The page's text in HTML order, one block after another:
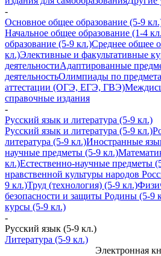
-
Основное общее образование (5-9
Начальное общее образование (1-4
образование (5-9 кл.)Среднее общее
кл.)Элективные и факультативные
деятельностиАдаптированные
деятельностьОлимпиады по
аттестации (ОГЭ, ЕГЭ, ГВЭ)
справочные издания
-
Русский язык и литература (5-9 кл.)
Русский язык и литература (5-9 кл.)
литература (5-9 кл.)Иностранные
научные предметы (5-9 кл.)
кл.)Естественно-научные предметы
нравственной культуры народов
9 кл.)Труд (технология) (5-9 кл.)
безопасности и защиты Родины (5-9
курсы (5-9 кл.)
-
Русский язык (5-9 кл.)
Литература (5-9 кл.)
Электронная